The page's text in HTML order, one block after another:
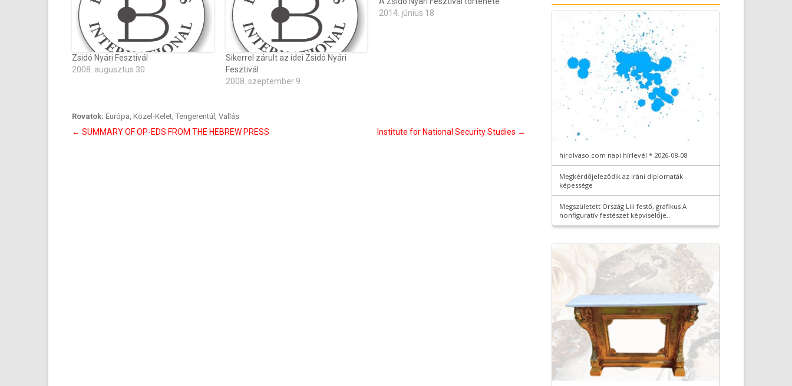
Zsidó Nyári Fesztivál
2008. augusztus 30
Sikerrel zárult az idei Zsidó Nyári
Fesztivál
2008. szeptember 9
2014. június 18
Rovatok: Európa, Közel-Kelet, Tengerentúl , Vallás
Bejegyzés
← SUMMARY OF OP-EDS FROM THE HEBREW PRESS Institute for National Security Studies →